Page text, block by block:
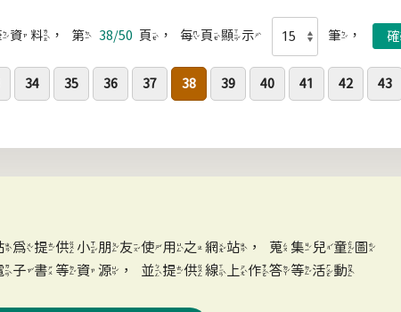
資料，第 38/50 頁，每頁顯示 筆，
34 35 36 37 38 39 40 41 42 43
為提供小朋友使用之網站，蒐集兒童圖
子書等資源，並提供線上作答等活動